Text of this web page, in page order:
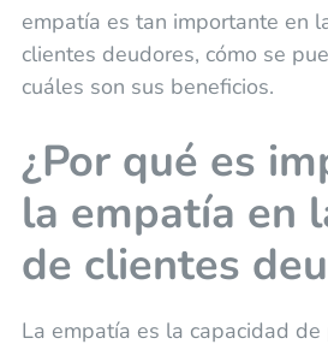
empatía es tan importante en
clientes deudores, cómo se
cuáles son sus beneficios.
¿Por qué es
la empatía en
de clientes
La empatía es la capacidad